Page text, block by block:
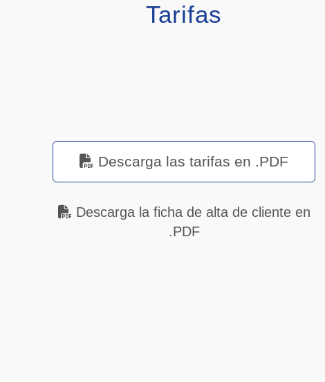
Tarifas
Descarga las tarifas en .PDF
Descarga la ficha de alta de cliente en
.PDF